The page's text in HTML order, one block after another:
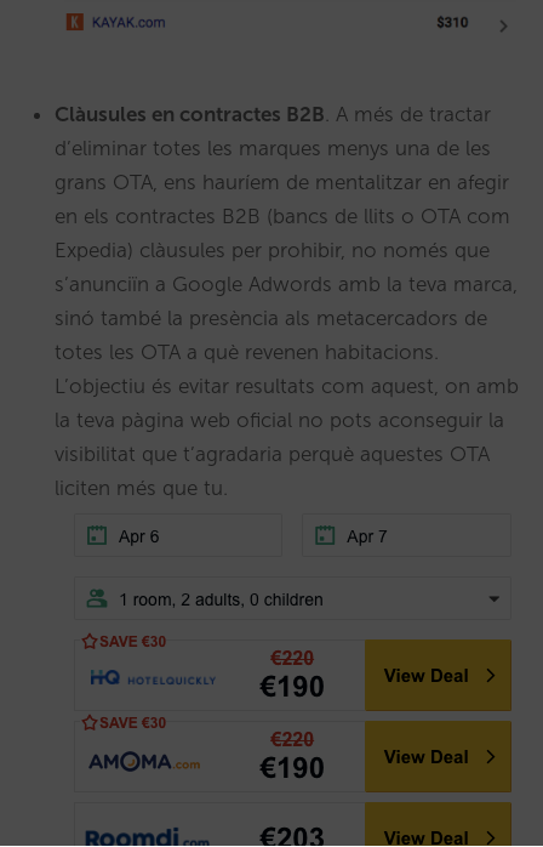
Clàusules en contractes B2B. A més de tractar
d’eliminar totes les marques menys una de les
grans OTA, ens hauríem de mentalitzar en afegir
en els contractes B2B (bancs de llits o OTA com
Expedia) clàusules per prohibir, no només que
s’anunciïn a Google Adwords amb la teva marca,
sinó també la presència als metacercadors de
totes les OTA a què revenen habitacions.
L’objectiu és evitar resultats com aquest, on amb
la teva pàgina web oficial no pots aconseguir la
visibilitat que t’agradaria perquè aquestes OTA
liciten més que tu.